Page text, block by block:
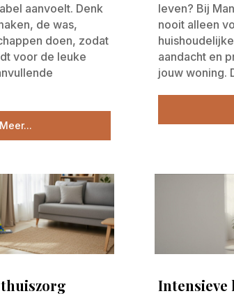
aanvoelt. Denk
de was,
doen, zodat
voor de leuke
leven? Bij
nooit alleen
aandacht en
jouw woning.